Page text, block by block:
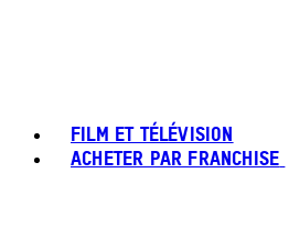
FILM ET TÉLÉVISION
ACHETER PAR FRANCHISE